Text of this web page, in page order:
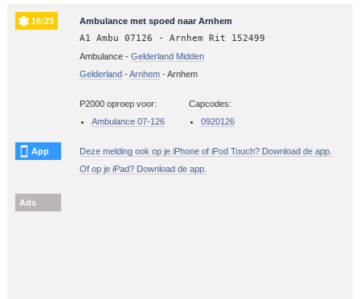
16:23 Ambulance met spoed naar Arnhem
A1 Ambu 07126 - Arnhem Rit 152499
Ambulance - Gelderland Midden
Gelderland -Arnhem-Arnhem
P2000 oproep voor:
Ambulance 07-126
Capcodes:
0920126
App
Deze melding ook op je iPhone of iPod Touch? Download de app.
Of op je iPad? Download de app.
Ads